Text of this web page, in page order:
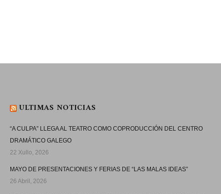
ULTIMAS NOTICIAS
“A CULPA” LLEGA AL TEATRO COMO COPRODUCCIÓN DEL CENTRO
DRAMÁTICO GALEGO
22 Xullo, 2026
MAYO DE PRESENTACIONES Y FERIAS DE “LAS MALAS IDEAS”
26 Abril, 2026